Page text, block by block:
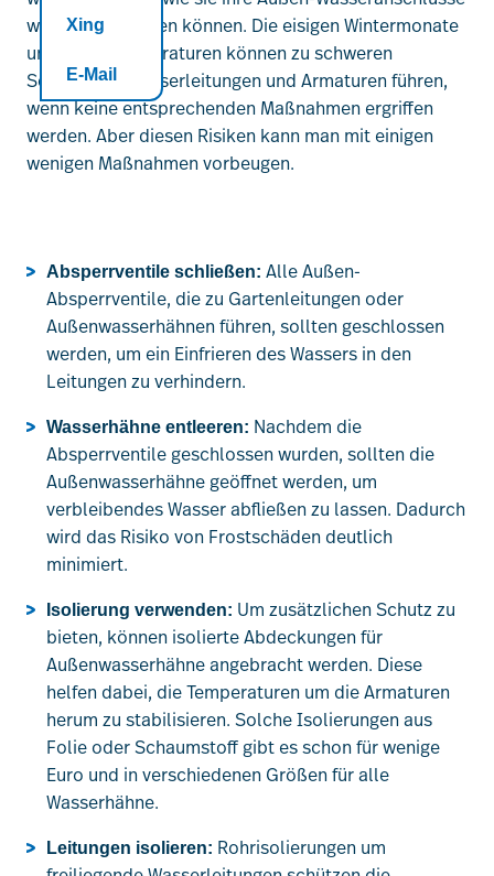
Xing
E-Mail
winterfest machen können. Die eisigen Wintermonate
und Minustemperaturen können zu schweren
Schäden an Wasserleitungen und Armaturen führen,
wenn keine entsprechenden Maßnahmen ergriffen
werden. Aber diesen Risiken kann man mit einigen
wenigen Maßnahmen vorbeugen.
Absperrventile schließen: Alle Außen-
Absperrventile, die zu Gartenleitungen oder
Außenwasserhähnen führen, sollten geschlossen
werden, um ein Einfrieren des Wassers in den
Leitungen zu verhindern.
Wasserhähne entleeren: Nachdem die
Absperrventile geschlossen wurden, sollten die
Außenwasserhähne geöffnet werden, um
verbleibendes Wasser abfließen zu lassen. Dadurch
wird das Risiko von Frostschäden deutlich
minimiert.
Isolierung verwenden: Um zusätzlichen Schutz zu
bieten, können isolierte Abdeckungen für
Außenwasserhähne angebracht werden. Diese
helfen dabei, die Temperaturen um die Armaturen
herum zu stabilisieren. Solche Isolierungen aus
Folie oder Schaumstoff gibt es schon für wenige
Euro und in verschiedenen Größen für alle
Wasserhähne.
Leitungen isolieren: Rohrisolierungen um